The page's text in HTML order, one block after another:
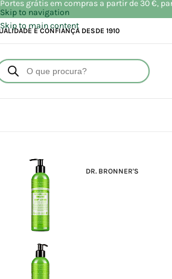
Skip to navigation
Skip to main content
E CONFIANÇA DESDE 1910
DR. BRONNER'S
Portes grátis em compras a partir de 30 €,